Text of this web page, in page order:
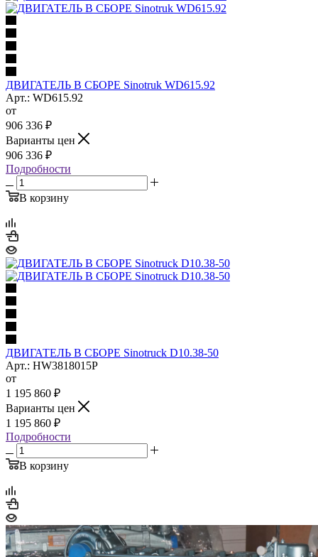
ДВИГАТЕЛЬ В СБОРЕ Sinotruk WD615.92
Арт.: WD615.92
от
906 336 ₽
Варианты цен
906 336 ₽
Подробности
В корзину
ДВИГАТЕЛЬ В СБОРЕ Sinotruck D10.38-50
Арт.: HW3818015P
от
1 195 860 ₽
Варианты цен
1 195 860 ₽
Подробности
В корзину